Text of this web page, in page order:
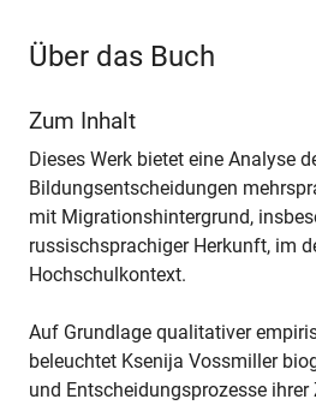
Über das Buch
Zum Inhalt
Dieses Werk bietet eine Analyse
Bildungsentscheidungen
mit Migrationshintergrund,
russischsprachiger Herkunft, im
Hochschulkontext.
Auf Grundlage qualitativer
beleuchtet Ksenija Vossmiller
und Entscheidungsprozesse ihrer